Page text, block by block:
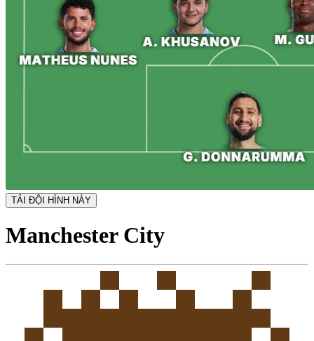
TẢI ĐỘI HÌNH NÀY
Manchester City